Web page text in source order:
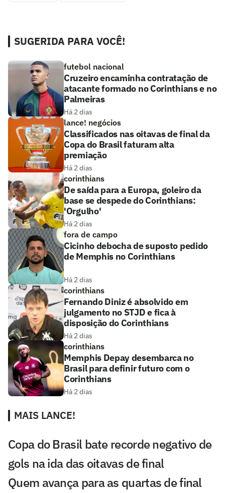
SUGERIDA PARA VOCÊ!
futebol nacional
Cruzeiro encaminha contratação de
atacante formado no Corinthians e no
Palmeiras
Há 2 dias
lance! negócios
Classificados nas oitavas de final da
Copa do Brasil faturam alta
premiação
Há 2 dias
corinthians
De saída para a Europa, goleiro da
base se despede do Corinthians:
'Orgulho'
Há 2 dias
fora de campo
Cicinho debocha de suposto pedido
de Memphis no Corinthians
Há 2 dias
corinthians
Fernando Diniz é absolvido em
julgamento no STJD e fica à
disposição do Corinthians
Há 2 dias
corinthians
Memphis Depay desembarca no
Brasil para definir futuro com o
Corinthians
Há 2 dias
MAIS LANCE!
Copa do Brasil bate recorde negativo de
gols na ida das oitavas de final
Quem avança para as quartas de final